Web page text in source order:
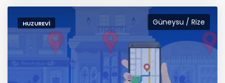
Güneysu / Rize
HUZUREVI